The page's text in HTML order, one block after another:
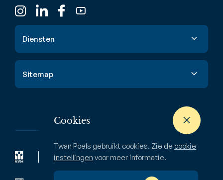
Cookies
Twan Poels gebruikt cookies. Zie de cookie
instellingen voor meer informatie.
Diensten
Waardebepaling
Verhuur & huur
Zoekopdracht
Sitemap
Nieuwbouw
Bedrijven
Over ons